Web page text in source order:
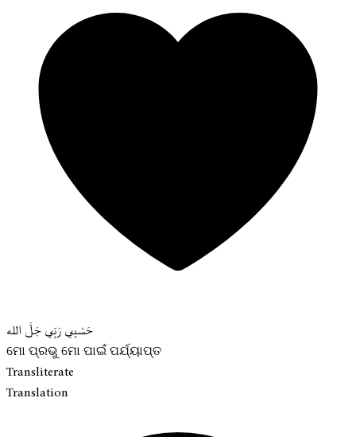
حَسْبِي رَبِّي جَلَّ الله
ମୋ ପ୍ରଭୁ ମୋ ପାଇଁ ପର୍ଯ୍ୟାପ୍ତ
Transliterate
Translation